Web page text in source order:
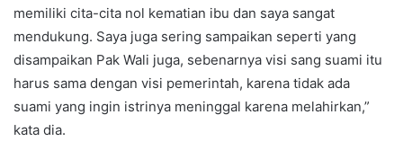
memiliki cita-cita nol kematian ibu dan saya sangat
mendukung. Saya juga sering sampaikan seperti yang
disampaikan Pak Wali juga, sebenarnya visi sang suami itu
harus sama dengan visi pemerintah, karena tidak ada
suami yang ingin istrinya meninggal karena melahirkan,”
kata dia.